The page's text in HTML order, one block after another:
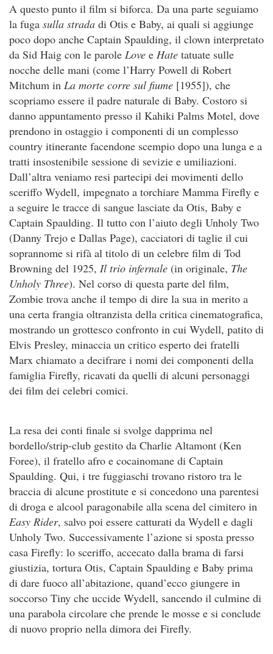
A questo punto il film si biforca. Da una parte seguiamo
la fuga sulla strada di Otis e Baby, ai quali si aggiunge
poco dopo anche Captain Spaulding, il clown interpretato
da Sid Haig con le parole Love e Hate tatuate sulle
nocche delle mani (come l’Harry Powell di Robert
Mitchum in La morte corre sul fiume [1955]), che
scopriamo essere il padre naturale di Baby. Costoro si
danno appuntamento presso il Kahiki Palms Motel, dove
prendono in ostaggio i componenti di un complesso
country itinerante facendone scempio dopo una lunga e a
tratti insostenibile sessione di sevizie e umiliazioni.
Dall’altra veniamo resi partecipi dei movimenti dello
sceriffo Wydell, impegnato a torchiare Mamma Firefly e
a seguire le tracce di sangue lasciate da Otis, Baby e
Captain Spaulding. Il tutto con l’aiuto degli Unholy Two
(Danny Trejo e Dallas Page), cacciatori di taglie il cui
soprannome si rifà al titolo di un celebre film di Tod
Browning del 1925, Il trio infernale (in originale, The
Unholy Three). Nel corso di questa parte del film,
Zombie trova anche il tempo di dire la sua in merito a
una certa frangia oltranzista della critica cinematografica,
mostrando un grottesco confronto in cui Wydell, patito di
Elvis Presley, minaccia un critico esperto dei fratelli
Marx chiamato a decifrare i nomi dei componenti della
famiglia Firefly, ricavati da quelli di alcuni personaggi
dei film dei celebri comici.
La resa dei conti finale si svolge dapprima nel
bordello/strip-club gestito da Charlie Altamont (Ken
Foree), il fratello afro e cocainomane di Captain
Spaulding. Qui, i tre fuggiaschi trovano ristoro tra le
braccia di alcune prostitute e si concedono una parentesi
di droga e alcool paragonabile alla scena del cimitero in
Easy Rider, salvo poi essere catturati da Wydell e dagli
Unholy Two. Successivamente l’azione si sposta presso
casa Firefly: lo sceriffo, accecato dalla brama di farsi
giustizia, tortura Otis, Captain Spaulding e Baby prima
di dare fuoco all’abitazione, quand’ecco giungere in
soccorso Tiny che uccide Wydell, sancendo il culmine di
una parabola circolare che prende le mosse e si conclude
di nuovo proprio nella dimora dei Firefly.